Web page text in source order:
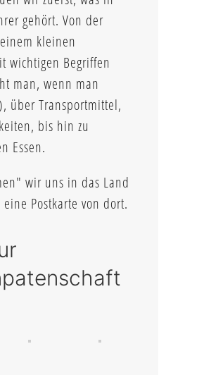
gehört. Von der
kleinen
wichtigen Begriffen
man, wenn man
über Transportmittel,
bis hin zu
Essen.
wir uns in das Land
Postkarte von dort.